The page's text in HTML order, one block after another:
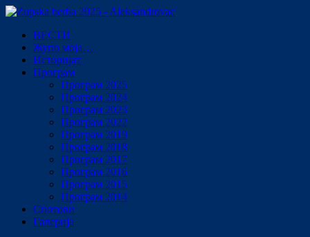
ВЕСТИ
Жупо моја…
Историјат
Програм
Програм 2025
Програм 2024
Програм 2023
Програм 2022
Програм 2019
Програм 2018
Програм 2017
Програм 2016
Програм 2015
Програм 2014
Спотови
Галерија